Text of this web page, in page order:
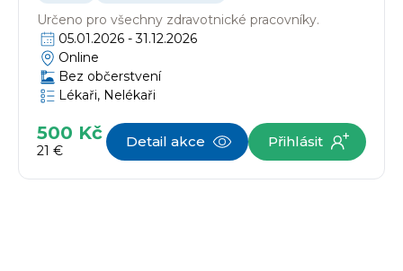
Určeno pro všechny zdravotnické pracovníky.
05.01.2026 -31.12.2026
Online
Bez občerstvení
Lékaři, Nelékaři
500 Kč
21 €
Detail akce Přihlásit